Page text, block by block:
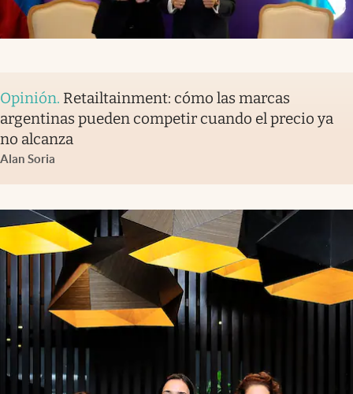
Opinión. Retailtainment: cómo las marcas
argentinas pueden competir cuando el precio ya
no alcanza
Alan Soria